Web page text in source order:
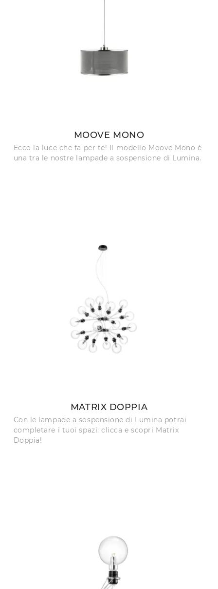
MOOVE MONO
Ecco la luce che fa per te! Il modello Moove Mono è
una tra le nostre lampade a sospensione di Lumina.
MATRIX DOPPIA
Con le lampade a sospensione di Lumina potrai
completare i tuoi spazi: clicca e scopri Matrix
Doppia!